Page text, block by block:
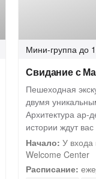
Мини-группа до
Свидание с
Пешеходная
двумя
Архитектура ар-
истории ждут
Начало: У входа
Welcome Center
Расписание: